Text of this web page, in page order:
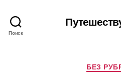
Поиск
БЕЗ